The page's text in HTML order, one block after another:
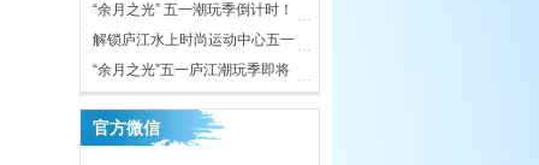
庐江水上时尚运动中心打卡！
“余月之光” 五一潮玩季倒计时！
庐江水上时尚运动中心氛围感拉
满，只等你来！
…
解锁庐江水上时尚运动中心五一
活动亮点
…
“余月之光”五一庐江潮玩季即将
开启，解锁体育文旅新玩法
…
媒体聚焦|2024年“京杭大运
河”皮划艇马拉松系列赛总决赛
…
官方微信